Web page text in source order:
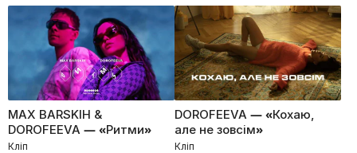
MAX BARSKIH &
DOROFEEVA — «Ритми»
Кліп
DOROFEEVA — «Кохаю,
але не зовсім»
Кліп